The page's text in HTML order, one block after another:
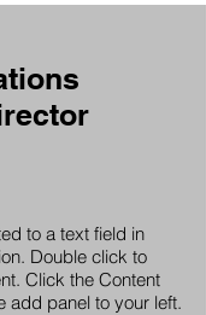
to a text field in
Double click to
Click the Content
add panel to your left.